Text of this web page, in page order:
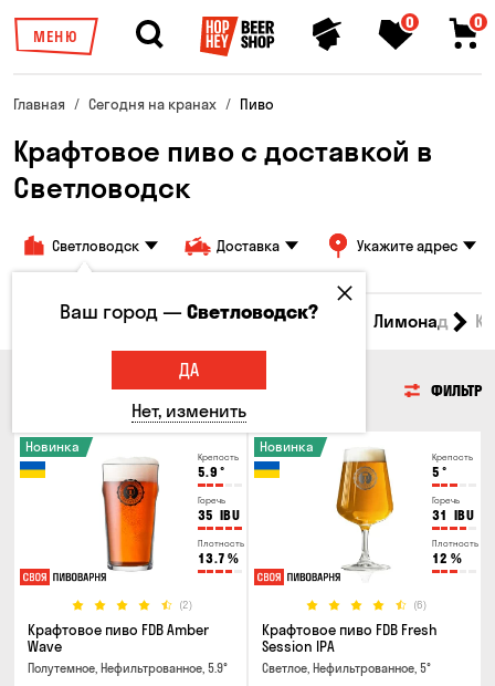
МЕНЮ
0 0
Главная Сегодня на кранах Пиво
Крафтовое пиво с доставкой в
Светловодск
Светловодск Доставка Укажите адрес
Все товары Пиво Сидр Вино Лимонад
ФИЛЬТР
Крепость
5.9 °
Горечь
35 IBU
Плотность
13.7 %
(2)
Новинка
Крафтовое пиво FDB Amber
Wave
Полутемное, Нефильтрованное, 5.9°
Крепость
5 °
Горечь
31 IBU
Плотность
12 %
(6)
Новинка
Крафтовое пиво FDB Fresh
Session IPA
Светлое, Нефильтрованное, 5°
Ваш город —Светловодск?
ДА
Нет, изменить